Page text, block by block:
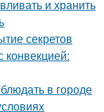
и хранить
секретов
конвекцией:
в городе